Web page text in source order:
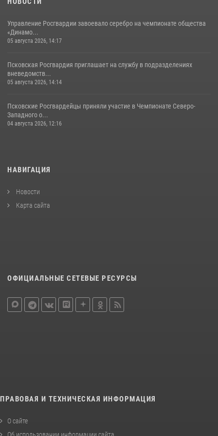
Управление Росгвардии завоевало серебро на чемпионате общества
«Динамо...
05 августа 2026, 14:17
Псковская Росгвардия приглашает на службу в подразделениях
вневедомств...
05 августа 2026, 14:14
Псковские Росгвардейцы приняли участие в Чемпионате Северо-
Западного о...
04 августа 2026, 12:16
НАВИГАЦИЯ
Новости
Карта сайта
ОФИЦИАЛЬНЫЕ СЕТЕВЫЕ РЕСУРСЫ
ПРАВОВАЯ И ТЕХНИЧЕСКАЯ ИНФОРМАЦИЯ
О сайте
Об использовании информации сайта